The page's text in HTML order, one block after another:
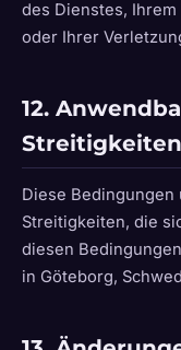
des Dienstes,
oder Ihrer
12.
Streitigkeiten
Diese
Streitigkeiten, die
diesen
in Göteborg,